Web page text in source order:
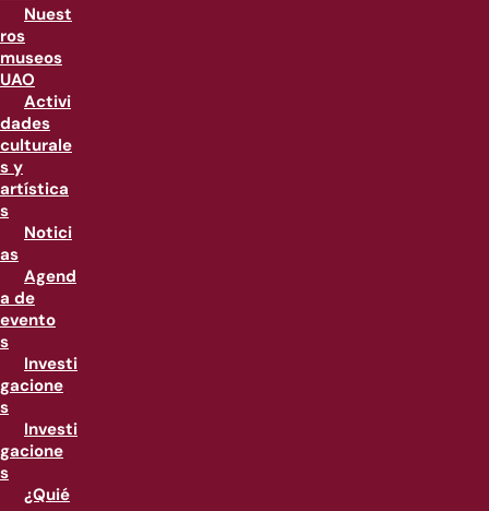
Nuest
ros
museos
UAO
Activi
dades
culturale
s y
artística
s
Notici
as
Agend
a de
evento
s
Investi
gacione
s
Investi
gacione
s
¿Quié